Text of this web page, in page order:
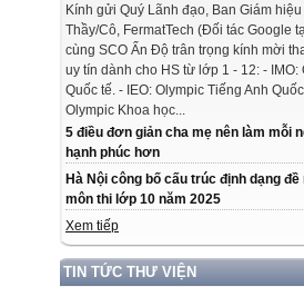
Kính gửi Quý Lãnh đạo, Ban Giám
Thầy/Cô, FermatTech (Đối tác Google
cùng SCO Ấn Độ trân trọng kính mời
uy tín dành cho HS từ lớp 1 - 12: - IMO:
Quốc tế. - IEO: Olympic Tiếng Anh
Olympic Khoa học...
5 điều đơn giản cha mẹ nên làm mỗi
hạnh phúc hơn
Hà Nội công bố cấu trúc định dạng đề
môn thi lớp 10 năm 2025
Xem tiếp
TIN TỨC THƯ VIỆN